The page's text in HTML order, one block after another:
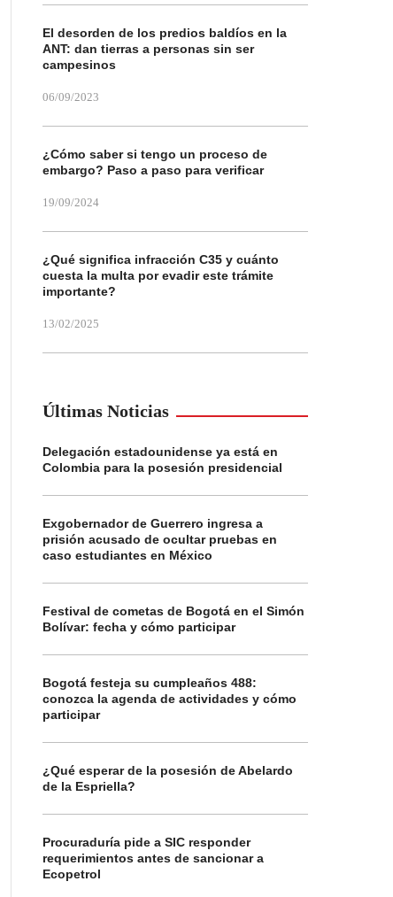
El desorden de los predios baldíos en la
ANT: dan tierras a personas sin ser
campesinos
06/09/2023
¿Cómo saber si tengo un proceso de
embargo? Paso a paso para verificar
19/09/2024
¿Qué significa infracción C35 y cuánto
cuesta la multa por evadir este trámite
importante?
13/02/2025
Últimas Noticias
Delegación estadounidense ya está en
Colombia para la posesión presidencial
Exgobernador de Guerrero ingresa a
prisión acusado de ocultar pruebas en
caso estudiantes en México
Festival de cometas de Bogotá en el Simón
Bolívar: fecha y cómo participar
Bogotá festeja su cumpleaños 488:
conozca la agenda de actividades y cómo
participar
¿Qué esperar de la posesión de Abelardo
de la Espriella?
Procuraduría pide a SIC responder
requerimientos antes de sancionar a
Ecopetrol